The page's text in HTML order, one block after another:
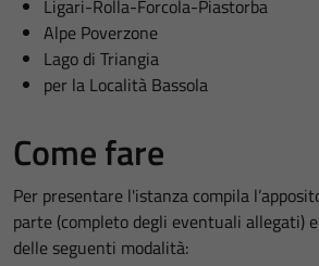
Ligari-Rolla-Forcola-Piastorba
Alpe Poverzone
Lago di Triangia
per la Località Bassola
Come fare
Per presentare l'istanza compila
parte (completo degli eventuali allegati)
delle seguenti modalità: